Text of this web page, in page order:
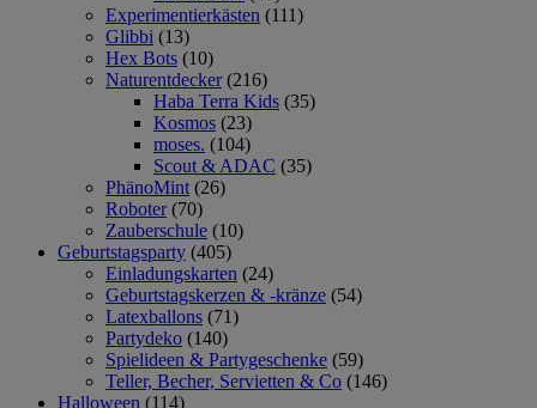
Experimentierkästen (111)
Glibbi (13)
Hex Bots (10)
Naturentdecker (216)
Haba Terra Kids (35)
Kosmos (23)
moses. (104)
Scout & ADAC (35)
PhänoMint (26)
Roboter (70)
Zauberschule (10)
Geburtstagsparty (405)
Einladungskarten (24)
Geburtstagskerzen & -kränze (54)
Latexballons (71)
Partydeko (140)
Spielideen & Partygeschenke (59)
Teller, Becher, Servietten & Co (146)
Halloween (114)